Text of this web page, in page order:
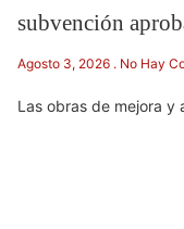
subvención
Agosto 3, 2026 No Hay
Las obras de mejora y